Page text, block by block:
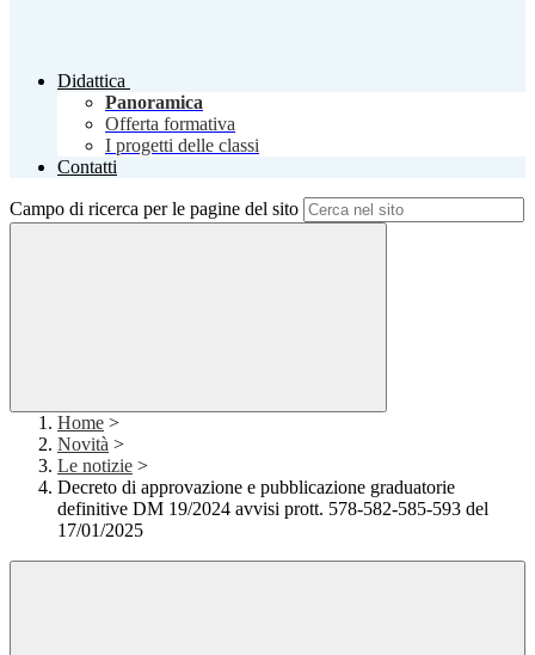
Didattica
Panoramica
Offerta formativa
I progetti delle classi
Contatti
Campo di ricerca per le pagine del sito
Home >
Novità >
Le notizie >
Decreto di approvazione e pubblicazione graduatorie
definitive DM 19/2024 avvisi prott. 578-582-585-593 del
17/01/2025